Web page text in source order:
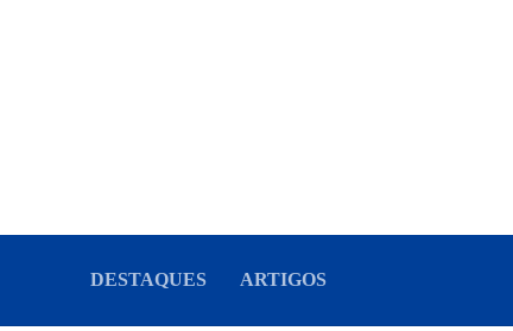
DESTAQUES ARTIGOS